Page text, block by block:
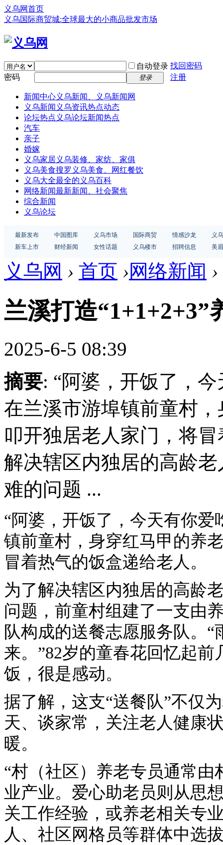
义乌网首页
义乌国际商贸城:全球最大的小商品批发市场
自动登录 找回密码
密码
登录 注册
新闻中心义乌新闻、义乌新闻网
义乌新闻 义乌资讯热点动态
论坛热点 义乌论坛新闻热点
汽车
亲子
婚嫁
义乌家居义乌装修、家纺、家俱
义乌美食搜罗义乌美食、网红餐饮
义乌大全最全的义乌百科
网络新闻最新新闻、社会聚焦
综合新闻
义乌论坛
最新发布 中国图库 义乌市场 国际商贸 情感沙龙
义
新车上市
财经新闻 女性话题 义乌楼市 招聘信息 美
义乌网 › 首页 ›网络新闻 ›
兰溪打造“1+1+2+3”
2025-6-5 08:39
摘要: “阿婆，开饭了，
在兰溪市游埠镇前童村
叩开独居老人家门，将
解决辖区内独居的高龄
难的问题 ...
“阿婆，开饭了，今天有你
镇前童村，身穿红马甲的养
冒着热气的饭盒递给老人。
为了解决辖区内独居的高龄
问题，前童村组建了一支由
队构成的送餐志愿服务队。
来。”82岁的童春花回忆起
饭，很是感动。
据了解，这支“送餐队”不仅
天、谈家常，关注老人健康
暖。
“村（社区）养老专员通常
业产业。爱心助老员则从思
关工作经验，或养老相关专
人、社区网格员等群体中选